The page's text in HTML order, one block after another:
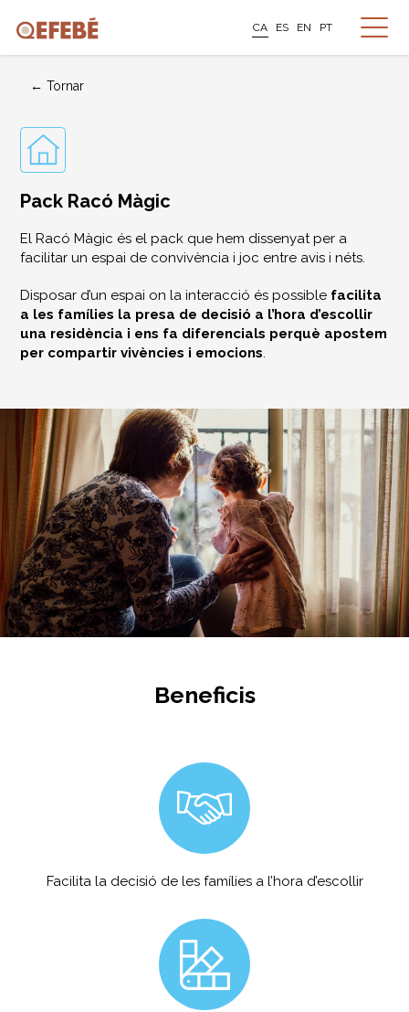
CA ES EN PT
← Tornar
Pack Racó Màgic
El Racó Màgic és el pack que hem dissenyat per a
facilitar un espai de convivència i joc entre avis i néts.
Disposar d’un espai on la interacció és possible facilita
a les famílies la presa de decisió a l’hora d’escollir
una residència i ens fa diferencials perquè apostem
per compartir vivències i emocions.
Beneficis
Facilita la decisió de les famílies a l’hora d’escollir